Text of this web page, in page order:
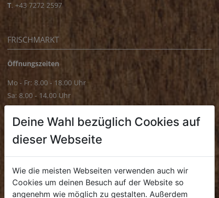
T. +43 7272 2597
FRISCHMARKT
Öffnungszeiten
Mo - Fr: 8.00 - 18.00 Uhr
Sa: 8.00 - 14.00 Uhr
Mo - Fr: 8.00 - 16.00 Uhr
. +43 7272 4859 70
Deine Wahl bezüglich Cookies auf
dieser Webseite
Wie die meisten Webseiten verwenden auch wir
Cookies um deinen Besuch auf der Website so
angenehm wie möglich zu gestalten. Außerdem